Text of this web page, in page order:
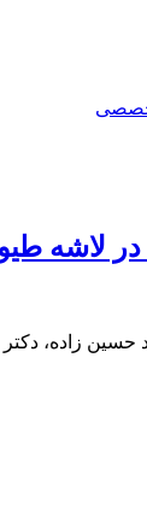
در لاشه
حسین زاده،